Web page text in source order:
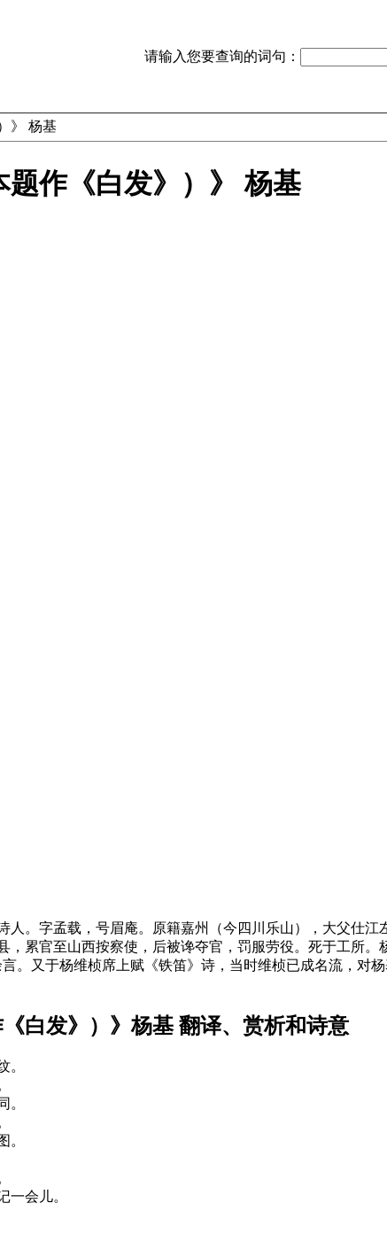
请输入您要查询的词句：
》 杨基
题作《白发》）》 杨基
人。字孟载，号眉庵。原籍嘉州（今四川乐山），大父仕
，累官至山西按察使，后被谗夺官，罚服劳役。死于工所
。又于杨维桢席上赋《铁笛》诗，当时维桢已成名流，对
《白发》）》杨基 翻译、赏析和诗意
。
。
。
一会儿。